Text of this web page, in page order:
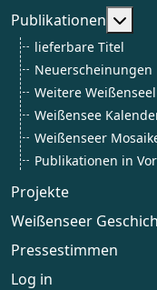
Publikationen
lieferbare Titel
Neuerscheinungen
Weitere
Weißensee
Weißenseer
Publikationen in
Projekte
Weißenseer
Pressestimmen
Log in